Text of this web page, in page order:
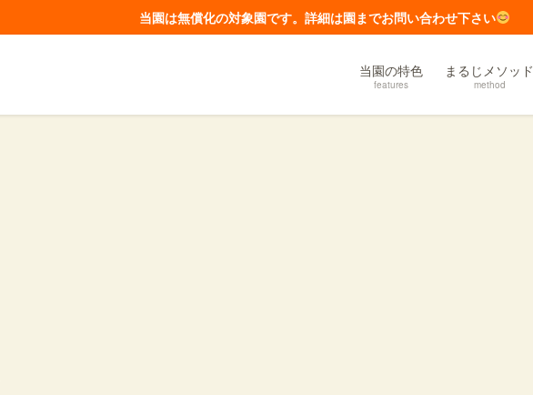
当園は無償化の対象園です。詳細は園までお問い合わせ下さい
当園の特色
features
まるじメソッド
method